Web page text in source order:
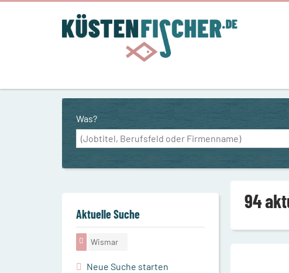
Was?
94
Aktuelle Suche
Wismar
Neue Suche starten